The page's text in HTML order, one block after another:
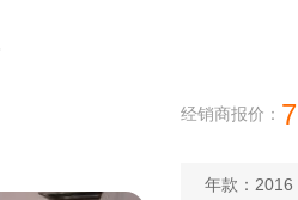
经销商报价：
年款：2016